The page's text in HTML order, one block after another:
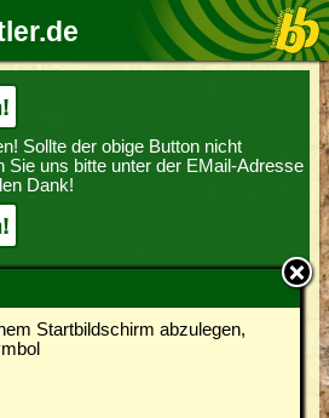
Startbildschirm abzulegen,